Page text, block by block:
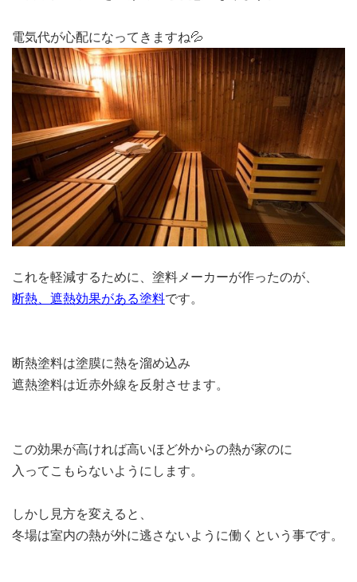
電気代が心配になってきますね💦
これを軽減するために、塗料メーカーが作ったのが、
断熱、遮熱効果がある塗料です。
断熱塗料は塗膜に熱を溜め込み
遮熱塗料は近赤外線を反射させます。
この効果が高ければ高いほど外からの熱が家のに
入ってこもらないようにします。
しかし見方を変えると、
冬場は室内の熱が外に逃さないように働くという事です。